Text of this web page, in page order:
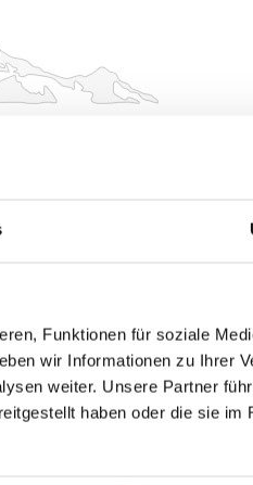
Funktionen für soziale
wir Informationen zu Ihrer
weiter. Unsere Partner
haben oder die sie im
für